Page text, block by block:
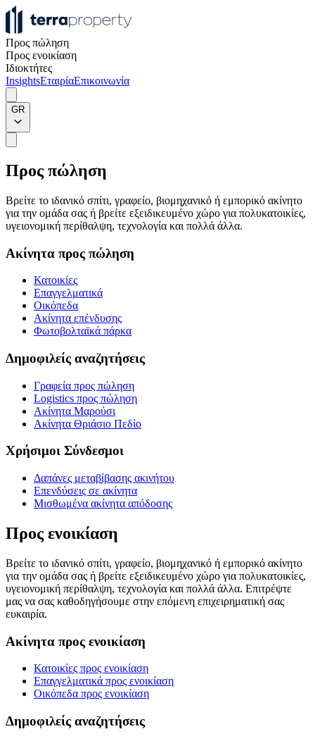
Προς πώληση
Προς ενοικίαση
Ιδιοκτήτες
InsightsΕταιρίαΕπικοινωνία
GR
Προς πώληση
Βρείτε το ιδανικό σπίτι, γραφείο, βιομηχανικό ή εμπορικό ακίνητο
για την ομάδα σας ή βρείτε εξειδικευμένο χώρο για πολυκατοικίες,
υγειονομική περίθαλψη, τεχνολογία και πολλά άλλα.
Ακίνητα προς πώληση
Κατοικίες
Επαγγελματικά
Οικόπεδα
Ακίνητα επένδυσης
Φωτοβολταϊκά πάρκα
Δημοφιλείς αναζητήσεις
Γραφεία προς πώληση
Logistics προς πώληση
Ακίνητα Μαρούσι
Ακίνητα Θριάσιο Πεδίο
Χρήσιμοι Σύνδεσμοι
Δαπάνες μεταβίβασης ακινήτου
Επενδύσεις σε ακίνητα
Μισθωμένα ακίνητα απόδοσης
Προς ενοικίαση
Βρείτε το ιδανικό σπίτι, γραφείο, βιομηχανικό ή εμπορικό ακίνητο
για την ομάδα σας ή βρείτε εξειδικευμένο χώρο για πολυκατοικίες,
υγειονομική περίθαλψη, τεχνολογία και πολλά άλλα. Επιτρέψτε
μας να σας καθοδηγήσουμε στην επόμενη επιχειρηματική σας
ευκαιρία.
Ακίνητα προς ενοικίαση
Κατοικίες προς ενοικίαση
Επαγγελματικά προς ενοικίαση
Οικόπεδα προς ενοικίαση
Δημοφιλείς αναζητήσεις